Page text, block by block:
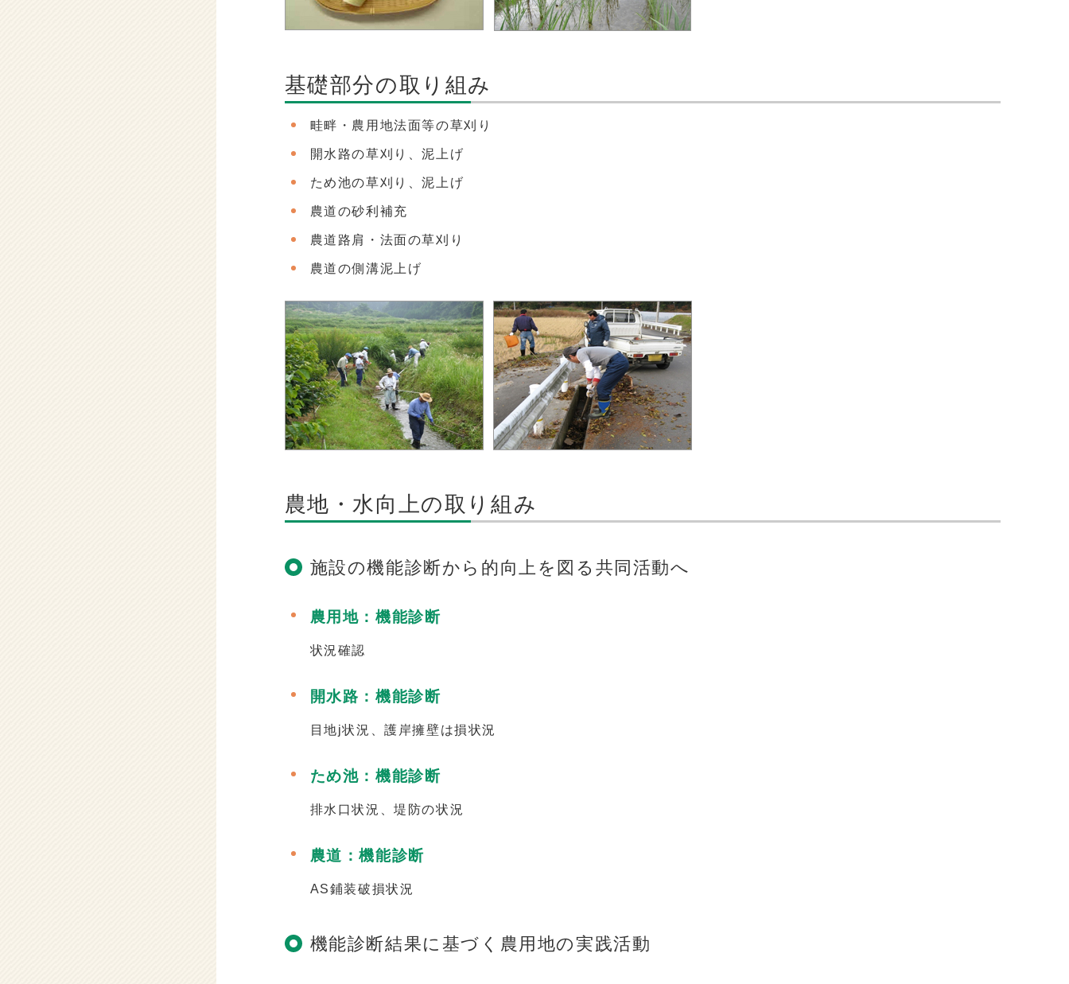
基礎部分の取り組み
畦畔・農用地法面等の草刈り
開水路の草刈り、泥上げ
ため池の草刈り、泥上げ
農道の砂利補充
農道路肩・法面の草刈り
農道の側溝泥上げ
農地・水向上の取り組み
施設の機能診断から的向上を図る共同活動へ
農用地：機能診断
状況確認
開水路：機能診断
目地j状況、護岸擁壁は損状況
ため池：機能診断
排水口状況、堤防の状況
農道：機能診断
AS鋪装破損状況
機能診断結果に基づく農用地の実践活動